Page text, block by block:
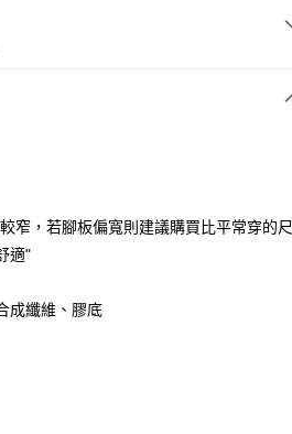
窄，若腳板偏寬則建議購買比平常穿的尺
適"
成纖維、膠底